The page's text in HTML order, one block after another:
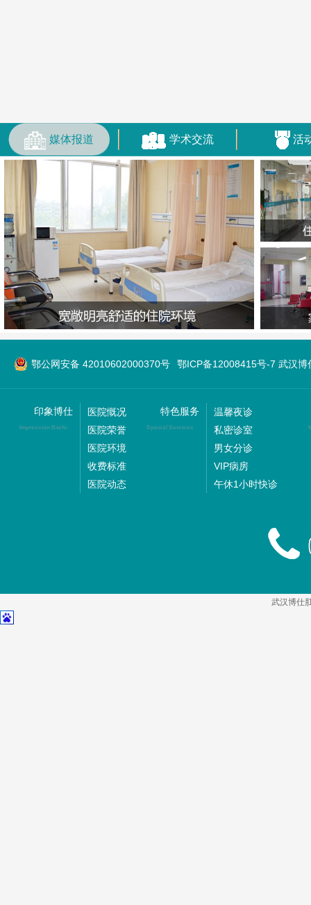
媒体报道 学术交流 活
鄂公网安备 42010602000370号 鄂ICP备12008415号-7 武汉博
印象博仕
Impression Boshi
医院慨况
医院荣誉
医院环境
收费标准
医院动态
特色服务
Special Services
温馨夜诊
私密诊室
男女分诊
VIP病房
午休1小时快诊
武汉博仕